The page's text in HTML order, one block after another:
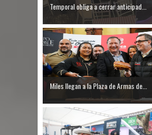
Temporal obliga a cerrar anticipad...
Miles llegan a la Plaza de Armas de...